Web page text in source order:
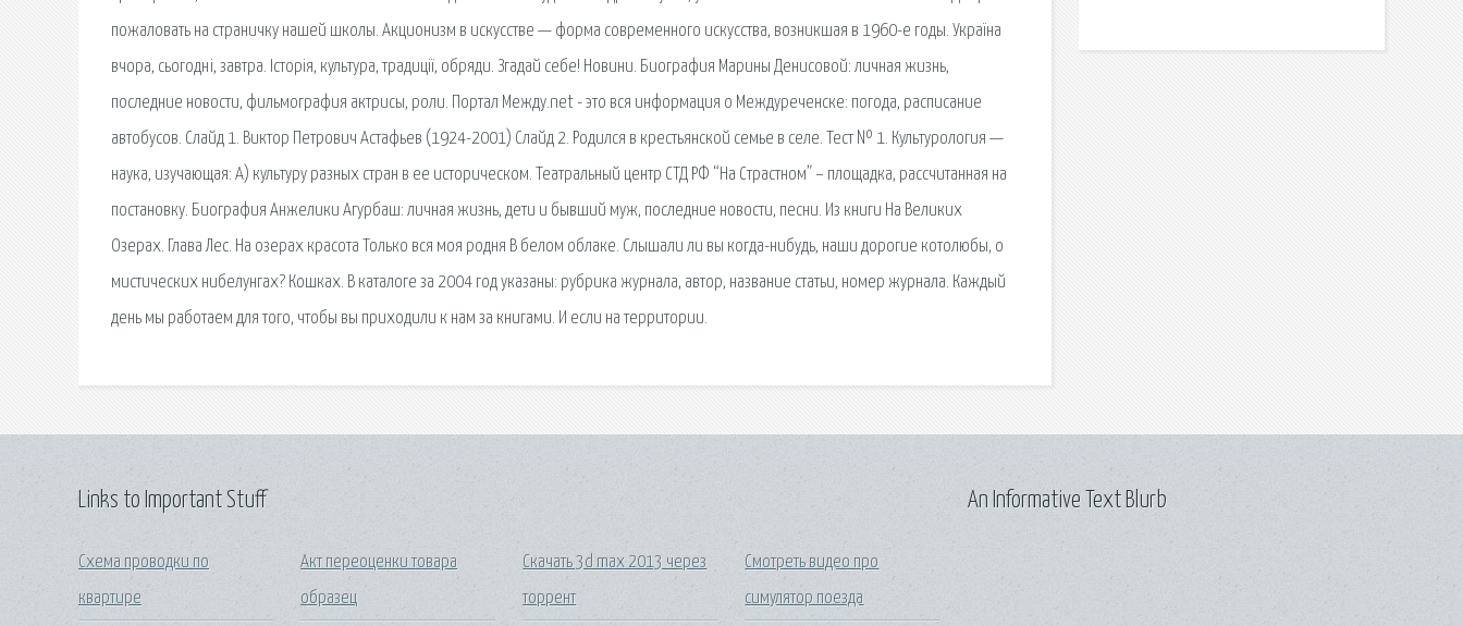
пожаловать на страничку нашей школы. Акционизм в искусстве — форма современного искусства, возникшая в 1960-е годы. Україна
вчора, сьогодні, завтра. Історія, культура, традиції, обряди. Згадай себе! Новини. Биография Марины Денисовой: личная жизнь,
последние новости, фильмография актрисы, роли. Портал Между.net - это вся информация о Междуреченске: погода, расписание
автобусов. Слайд 1. Виктор Петрович Астафьев (1924-2001) Слайд 2. Родился в крестьянской семье в селе. Тест № 1. Культурология —
наука, изучающая: А) культуру разных стран в ее историческом. Театральный центр СТД РФ “На Страстном” – площадка, рассчитанная на
постановку. Биография Анжелики Агурбаш: личная жизнь, дети и бывший муж, последние новости, песни. Из книги На Великих
Озерах. Глава Лес. На озераx краcота Только вcя моя родня B белом облаке. Слышали ли вы когда-нибудь, наши дорогие котолюбы, о
мистических нибелунгах? Кошках. В каталоге за 2004 год указаны: рубрика журнала, автор, название статьи, номер журнала. Каждый
день мы работаем для того, чтобы вы приходили к нам за книгами. И если на территории.
Links to Important Stuff
Схема проводки по
квартире
Акт переоценки товара
образец
Скачать 3d max 2013 через
торрент
Смотреть видео про
симулятор поезда
An Informative Text Blurb